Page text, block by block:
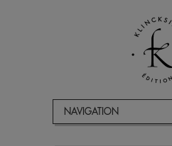
NAVIGATION